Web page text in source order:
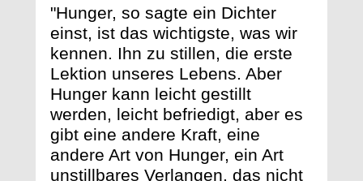
"Hunger, so sagte ein Dichter
einst, ist das wichtigste, was wir
kennen. Ihn zu stillen, die erste
Lektion unseres Lebens. Aber
Hunger kann leicht gestillt
werden, leicht befriedigt, aber es
gibt eine andere Kraft, eine
andere Art von Hunger, ein Art
unstillbares Verlangen, das nicht